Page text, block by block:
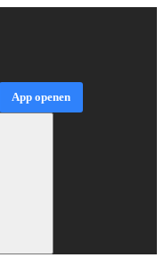
App openen